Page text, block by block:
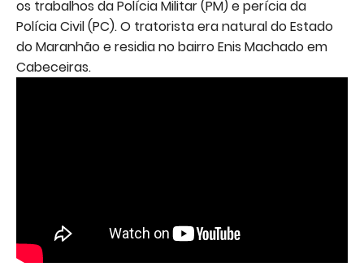
os trabalhos da Polícia Militar (PM) e perícia da
Polícia Civil (PC). O tratorista era natural do Estado
do Maranhão e residia no bairro Enis Machado em
Cabeceiras.